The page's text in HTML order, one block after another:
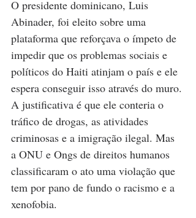
O presidente dominicano, Luis
Abinader, foi eleito sobre uma
plataforma que reforçava o ímpeto de
impedir que os problemas sociais e
políticos do Haiti atinjam o país e ele
espera conseguir isso através do muro.
A justificativa é que ele conteria o
tráfico de drogas, as atividades
criminosas e a imigração ilegal. Mas
a ONU e Ongs de direitos humanos
classificaram o ato uma violação que
tem por pano de fundo o racismo e a
xenofobia.